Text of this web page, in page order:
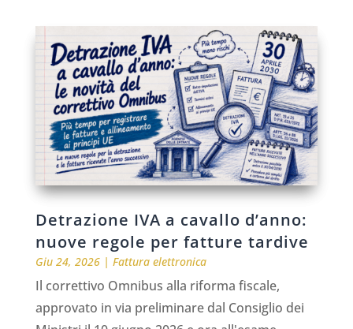
Detrazione IVA a cavallo d’anno:
nuove regole per fatture tardive
Giu 24, 2026| Fattura elettronica
Il correttivo Omnibus alla riforma fiscale,
approvato in via preliminare dal Consiglio dei